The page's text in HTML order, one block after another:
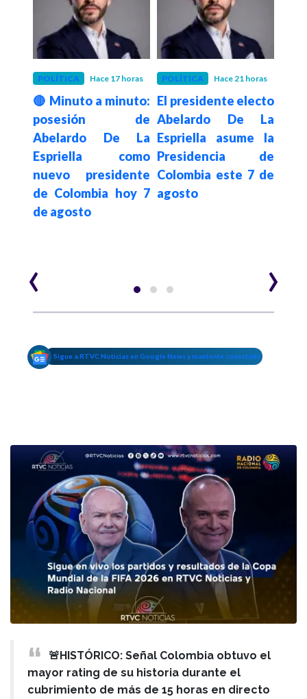
POLÍTICA Hace 17 horas
🔴 Minuto a minuto:
posesión de
Abelardo De La
Espriella como
nuevo presidente
de Colombia hoy 7
de agosto
POLÍTICA Hace 21 horas
El presidente electo
Abelardo De La
Espriella asume la
Presidencia de
Colombia este 7 de
agosto
‹ ›
Sigue a RTVC Noticias en Google News y mantente conectado
🚨HISTÓRICO: Señal Colombia obtuvo el
mayor rating de su historia durante el
cubrimiento de más de 15 horas en directo